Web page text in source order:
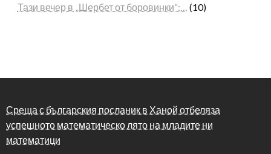
Тази вечер в „Шербет от боровинки“:…
(10)
Среща с българския посланик в Ханой отбеляза
успешното математическо лято на младите ни
математици